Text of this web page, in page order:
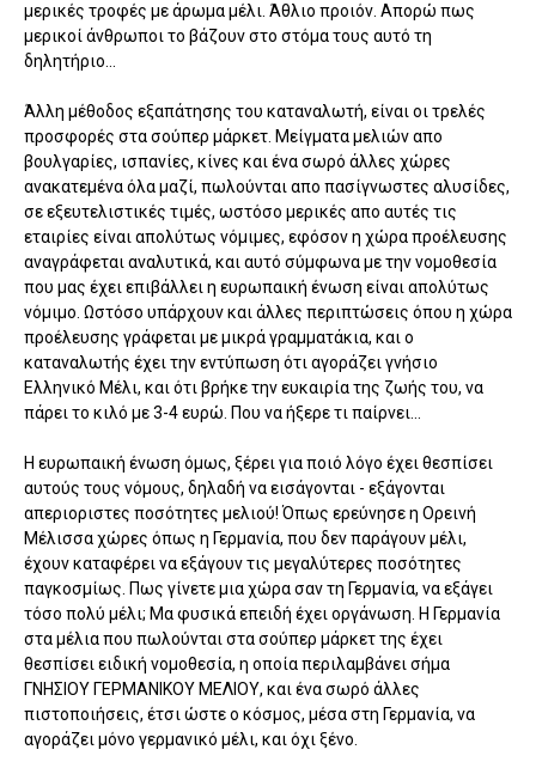
μερικές τροφές με άρωμα μέλι. Άθλιο προιόν. Απορώ πως
μερικοί άνθρωποι το βάζουν στο στόμα τους αυτό τη
δηλητήριο...
Άλλη μέθοδος εξαπάτησης του καταναλωτή, είναι οι τρελές
προσφορές στα σούπερ μάρκετ. Μείγματα μελιών απο
βουλγαρίες, ισπανίες, κίνες και ένα σωρό άλλες χώρες
ανακατεμένα όλα μαζί, πωλούνται απο πασίγνωστες αλυσίδες,
σε εξευτελιστικές τιμές, ωστόσο μερικές απο αυτές τις
εταιρίες είναι απολύτως νόμιμες, εφόσον η χώρα προέλευσης
αναγράφεται αναλυτικά, και αυτό σύμφωνα με την νομοθεσία
που μας έχει επιβάλλει η ευρωπαική ένωση είναι απολύτως
νόμιμο. Ωστόσο υπάρχουν και άλλες περιπτώσεις όπου η χώρα
προέλευσης γράφεται με μικρά γραμματάκια, και ο
καταναλωτής έχει την εντύπωση ότι αγοράζει γνήσιο
Ελληνικό Μέλι, και ότι βρήκε την ευκαιρία της ζωής του, να
πάρει το κιλό με 3-4 ευρώ. Που να ήξερε τι παίρνει...
Η ευρωπαική ένωση όμως, ξέρει για ποιό λόγο έχει θεσπίσει
αυτούς τους νόμους, δηλαδή να εισάγονται - εξάγονται
απεριοριστες ποσότητες μελιού! Όπως ερεύνησε η Ορεινή
Μέλισσα χώρες όπως η Γερμανία, που δεν παράγουν μέλι,
έχουν καταφέρει να εξάγουν τις μεγαλύτερες ποσότητες
παγκοσμίως. Πως γίνετε μια χώρα σαν τη Γερμανία, να εξάγει
τόσο πολύ μέλι; Μα φυσικά επειδή έχει οργάνωση. Η Γερμανία
στα μέλια που πωλούνται στα σούπερ μάρκετ της έχει
θεσπίσει ειδική νομοθεσία, η οποία περιλαμβάνει σήμα
ΓΝΗΣΙΟΥ ΓΕΡΜΑΝΙΚΟΥ ΜΕΛΙΟΥ, και ένα σωρό άλλες
πιστοποιήσεις, έτσι ώστε ο κόσμος, μέσα στη Γερμανία, να
αγοράζει μόνο γερμανικό μέλι, και όχι ξένο.